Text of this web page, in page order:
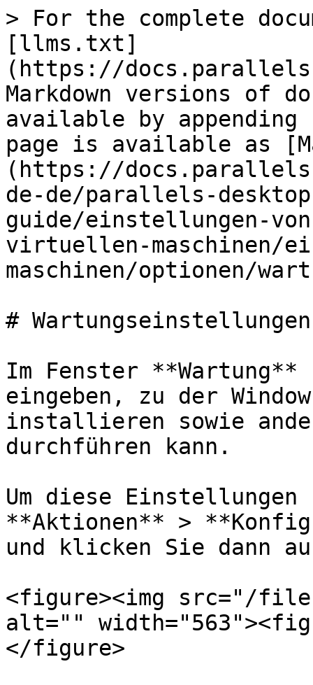
> For the complete
[llms.txt]
(https://
Markdown versions of
available by
page is available as
(https://
de-de/parallels-
guide/einstellungen-
virtuellen-maschinen/
maschinen/optionen/
# Wartungseinstellungen
Im Fenster
eingeben, zu der
installieren sowie
durchführen kann.
Um diese
**Aktionen** >
und klicken Sie dann
<figure><img src="/files/
alt=""
</figure>